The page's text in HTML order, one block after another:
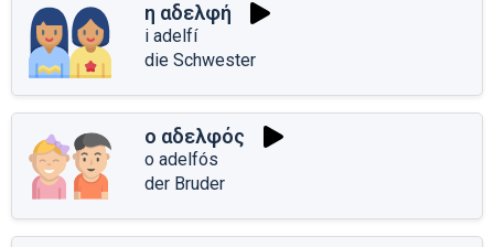
η αδελφή
i adelfí
die Schwester
ο αδελφός
o adelfós
der Bruder